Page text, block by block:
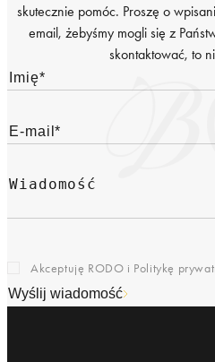
skutecznie pomóc. Proszę o
email, żebyśmy mogli się z
skontaktować, to
Akceptuję RODO i Politykę
Wyślij wiadomość